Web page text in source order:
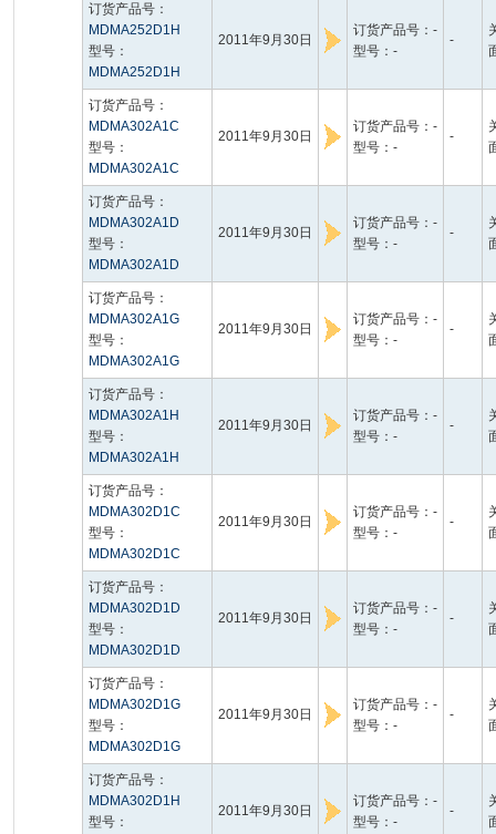
订货产品号：
MDMA252D1H
型号：
MDMA252D1H
2011年9月30日
订货产品号：-
型号：-
-
订货产品号：
MDMA302A1C
型号：
MDMA302A1C
2011年9月30日
订货产品号：-
型号：-
-
订货产品号：
MDMA302A1D
型号：
MDMA302A1D
2011年9月30日
订货产品号：-
型号：-
-
订货产品号：
MDMA302A1G
型号：
MDMA302A1G
2011年9月30日
订货产品号：-
型号：-
-
订货产品号：
MDMA302A1H
型号：
MDMA302A1H
2011年9月30日
订货产品号：-
型号：-
-
订货产品号：
MDMA302D1C
型号：
MDMA302D1C
2011年9月30日
订货产品号：-
型号：-
-
订货产品号：
MDMA302D1D
型号：
MDMA302D1D
2011年9月30日
订货产品号：-
型号：-
-
订货产品号：
MDMA302D1G
型号：
MDMA302D1G
2011年9月30日
订货产品号：-
型号：-
-
订货产品号：
MDMA302D1H
型号：
2011年9月30日
订货产品号：-
型号：-
-